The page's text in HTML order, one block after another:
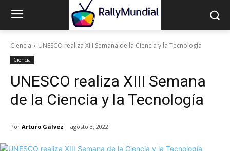
Ciencia UNESCO realiza XIII Semana de la Ciencia y la Tecnología
Ciencia
UNESCO realiza XIII Semana
de la Ciencia y la Tecnología
Por Arturo Galvez agosto 3, 2022